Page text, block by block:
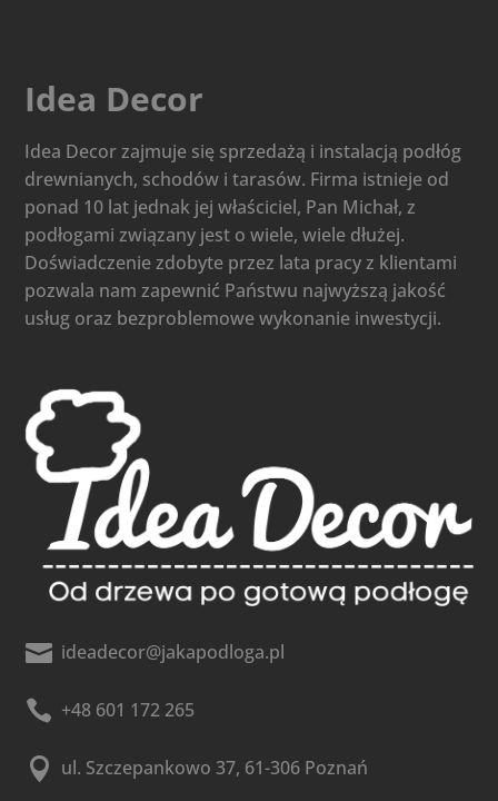
Idea Decor
Idea Decor zajmuje się sprzedażą i instalacją podłóg
drewnianych, schodów i tarasów. Firma istnieje od
ponad 10 lat jednak jej właściciel, Pan Michał, z
podłogami związany jest o wiele, wiele dłużej.
Doświadczenie zdobyte przez lata pracy z klientami
pozwala nam zapewnić Państwu najwyższą jakość
usług oraz bezproblemowe wykonanie inwestycji.
 ideadecor@jakapodloga.pl
 +48 601 172 265
 ul. Szczepankowo 37, 61-306 Poznań